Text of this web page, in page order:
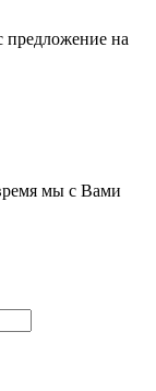
предложение на
мы с Вами